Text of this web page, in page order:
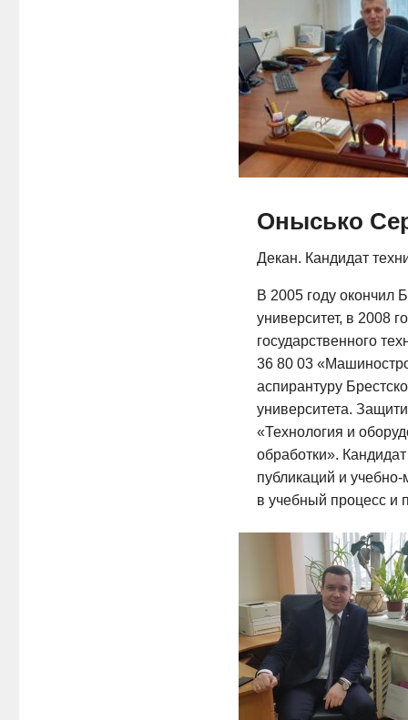
Онысько
Декан. Кандидат
В 2005 году окончил
университет, в 2008
государственного
36 80 03
аспирантуру
университета.
«Технология и
обработки».
публикаций и учебно-
в учебный процесс и